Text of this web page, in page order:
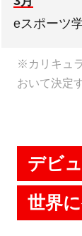
eスポーツ
※カリキュ
おいて決定
デビ
世界